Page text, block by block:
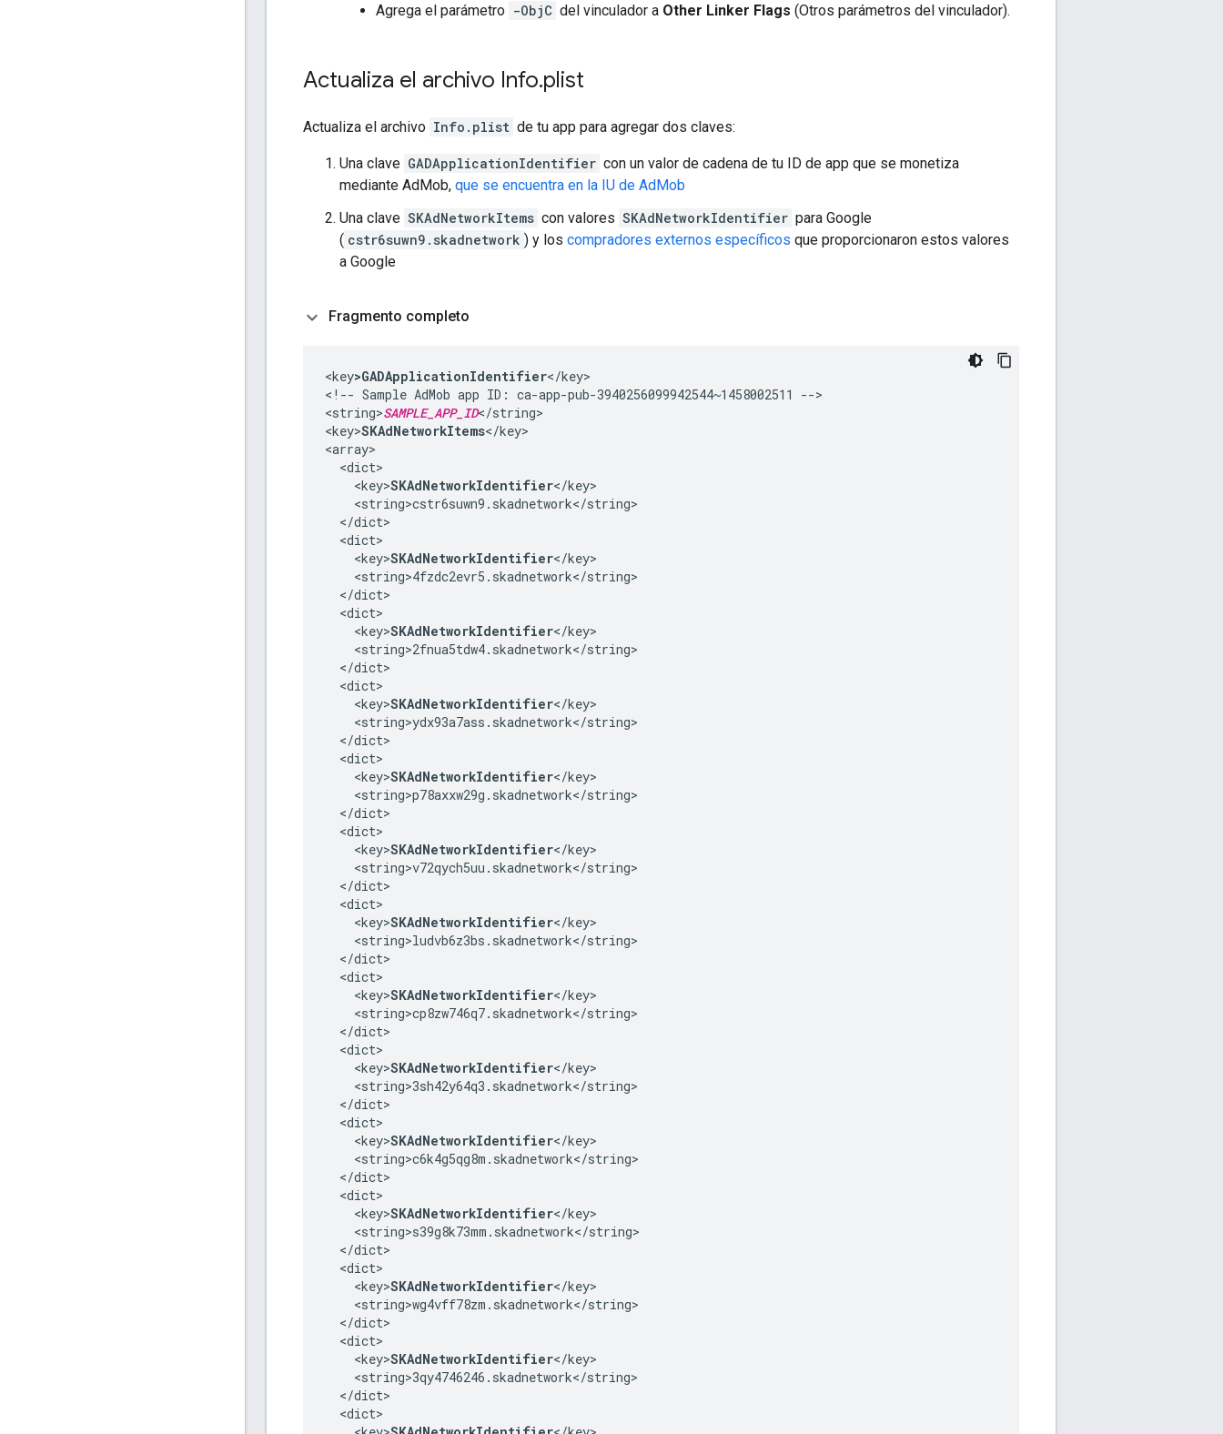
Agrega el parámetro -ObjC del vinculador a Other Linker Flags (Otros parámetros del vinculador).
Actualiza el archivo Info.plist
Actualiza el archivo Info.plist de tu app para agregar dos claves:
Una clave GADApplicationIdentifier con un valor de cadena de tu ID de app que se monetiza
mediante AdMob, que se encuentra en la IU de AdMob
Una clave SKAdNetworkItems con valores SKAdNetworkIdentifier para Google
( cstr6suwn9.skadnetwork ) y los compradores externos específicos que proporcionaron estos valores
a Google
Fragmento completo
<key>GADApplicationIdentifier</key>
<!-- Sample AdMob app ID: ca-app-pub-3940256099942544~1458002511 -->
<string>SAMPLE_APP_ID</string>
<key>SKAdNetworkItems</key>
<array>
  <dict>
    <key>
SKAdNetworkIdentifier</key>
    <string>cstr6suwn9.skadnetwork</string>
  </dict>
  <dict>
    <key>
SKAdNetworkIdentifier</key>
    <string>4fzdc2evr5.skadnetwork</string>
  </dict>
  <dict>
    <key>
SKAdNetworkIdentifier</key>
    <string>2fnua5tdw4.skadnetwork</string>
  </dict>
  <dict>
    <key>
SKAdNetworkIdentifier</key>
    <string>ydx93a7ass.skadnetwork</string>
  </dict>
  <dict>
    <key>
SKAdNetworkIdentifier</key>
    <string>p78axxw29g.skadnetwork</string>
  </dict>
  <dict>
    <key>
SKAdNetworkIdentifier</key>
    <string>v72qych5uu.skadnetwork</string>
  </dict>
  <dict>
    <key>
SKAdNetworkIdentifier</key>
    <string>ludvb6z3bs.skadnetwork</string>
  </dict>
  <dict>
    <key>
SKAdNetworkIdentifier</key>
    <string>cp8zw746q7.skadnetwork</string>
  </dict>
  <dict>
    <key>
SKAdNetworkIdentifier</key>
    <string>3sh42y64q3.skadnetwork</string>
  </dict>
  <dict>
    <key>
SKAdNetworkIdentifier</key>
    <string>c6k4g5qg8m.skadnetwork</string>
  </dict>
  <dict>
    <key>
SKAdNetworkIdentifier</key>
    <string>s39g8k73mm.skadnetwork</string>
  </dict>
  <dict>
    <key>
SKAdNetworkIdentifier</key>
    <string>wg4vff78zm.skadnetwork</string>
  </dict>
  <dict>
    <key>
SKAdNetworkIdentifier</key>
    <string>3qy4746246.skadnetwork</string>
  </dict>
  <dict>